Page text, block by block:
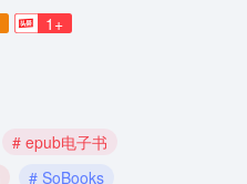
1+
# epub电子书
# SoBooks